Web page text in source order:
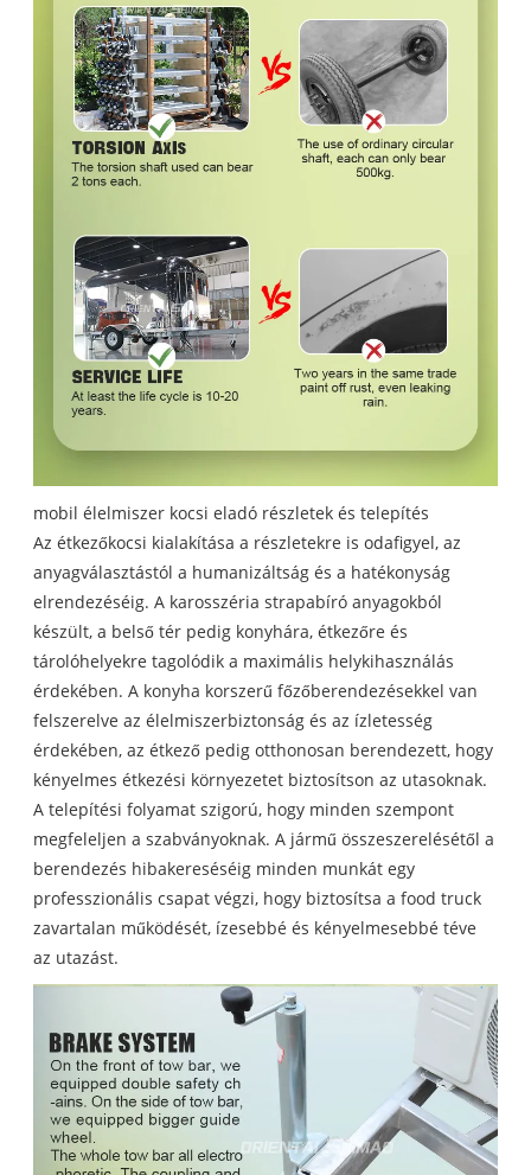
mobil élelmiszer kocsi eladó részletek és telepítés
Az étkezőkocsi kialakítása a részletekre is odafigyel, az
anyagválasztástól a humanizáltság és a hatékonyság
elrendezéséig. A karosszéria strapabíró anyagokból
készült, a belső tér pedig konyhára, étkezőre és
tárolóhelyekre tagolódik a maximális helykihasználás
érdekében. A konyha korszerű főzőberendezésekkel van
felszerelve az élelmiszerbiztonság és az ízletesség
érdekében, az étkező pedig otthonosan berendezett, hogy
kényelmes étkezési környezetet biztosítson az utasoknak.
A telepítési folyamat szigorú, hogy minden szempont
megfeleljen a szabványoknak. A jármű összeszerelésétől a
berendezés hibakereséséig minden munkát egy
professzionális csapat végzi, hogy biztosítsa a food truck
zavartalan működését, ízesebbé és kényelmesebbé téve
az utazást.